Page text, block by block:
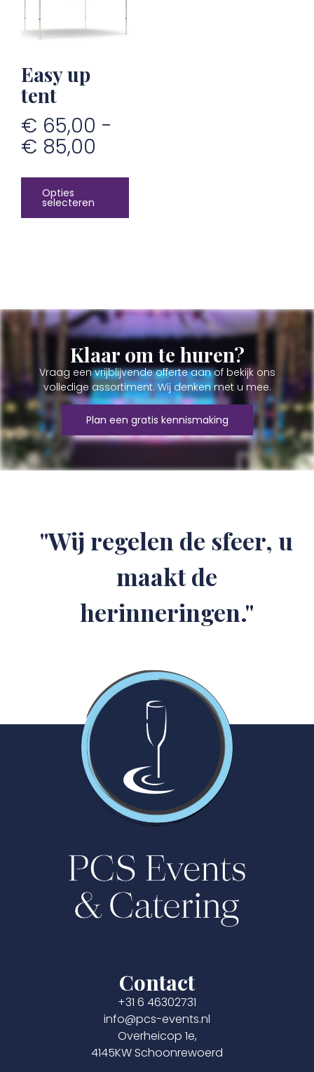
Easy up
tent
€ 65,00 -
€ 85,00
Opties
selecteren
Klaar om te huren?
Vraag een vrijblijvende offerte aan of bekijk ons
volledige assortiment. Wij denken met u mee.
Plan een gratis kennismaking
"Wij regelen de sfeer, u
maakt de
herinneringen."
Contact
+31 6 46302731
info@pcs-events.nl
Overheicop 1e,
4145KW Schoonrewoerd